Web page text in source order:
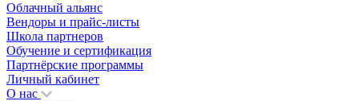
Облачный альянс
Вендоры и прайс-листы
Школа партнеров
Обучение и сертификация
Партнёрские программы
Личный кабинет
О нас